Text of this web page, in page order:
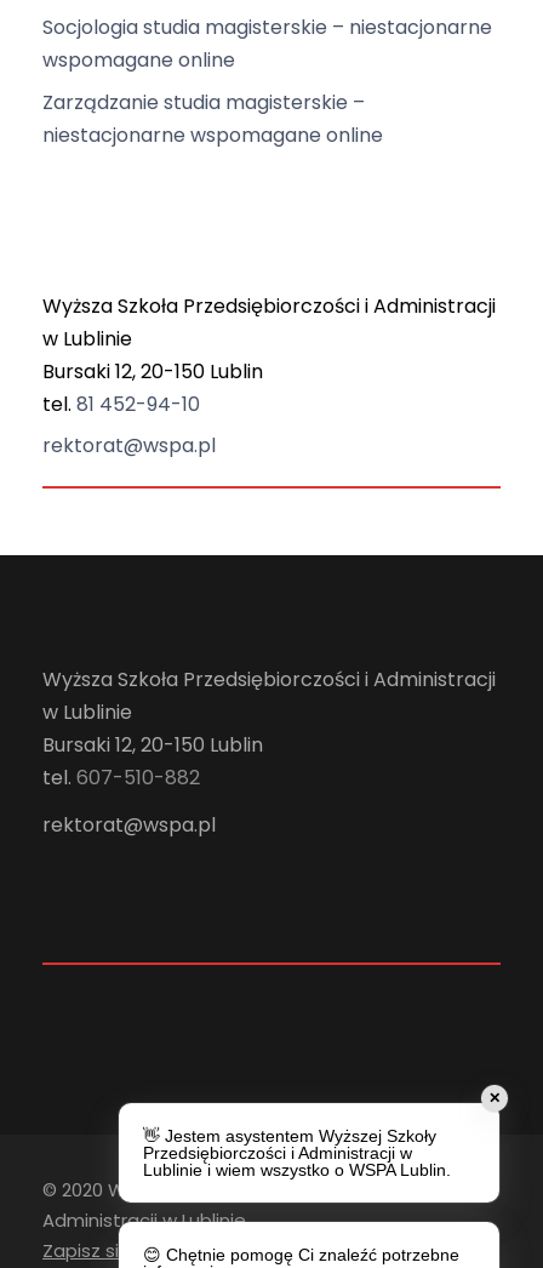
Socjologia studia magisterskie – niestacjonarne
wspomagane online
Zarządzanie studia magisterskie –
niestacjonarne wspomagane online
Wyższa Szkoła Przedsiębiorczości i Administracji
w Lublinie
Bursaki 12, 20-150 Lublin
tel. 81 452-94-10
rektorat@wspa.pl
Wyższa Szkoła Przedsiębiorczości i Administracji
w Lublinie
Bursaki 12, 20-150 Lublin
tel. 607-510-882
rektorat@wspa.pl
© 2020 Wyższa Szkoła Przedsiębiorczości i
Administracji w Lublinie
Zapisz się do newslettera
✕
👋 Jestem asystentem Wyższej Szkoły
Przedsiębiorczości i Administracji w
Lublinie i wiem wszystko o WSPA Lublin.
😊 Chętnie pomogę Ci znaleźć potrzebne